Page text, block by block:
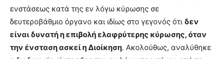
ενστάσεως κατά της εν λόγω κύρωσης σε
δευτεροβάθμιο όργανο και ιδίως στο γεγονός ότι δεν
είναι δυνατή η επιβολή ελαφρύτερης κύρωσης, όταν
την ένσταση ασκεί η Διοίκηση. Ακολούθως, αναλύθηκε